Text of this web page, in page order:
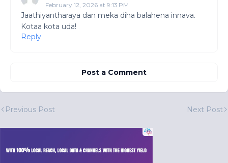
February 12, 2026 at 9:13 PM
Jaathiyantharaya dan meka diha balahena innava.
Kotaa kota uda!
Reply
Post a Comment
Previous Post Next Post